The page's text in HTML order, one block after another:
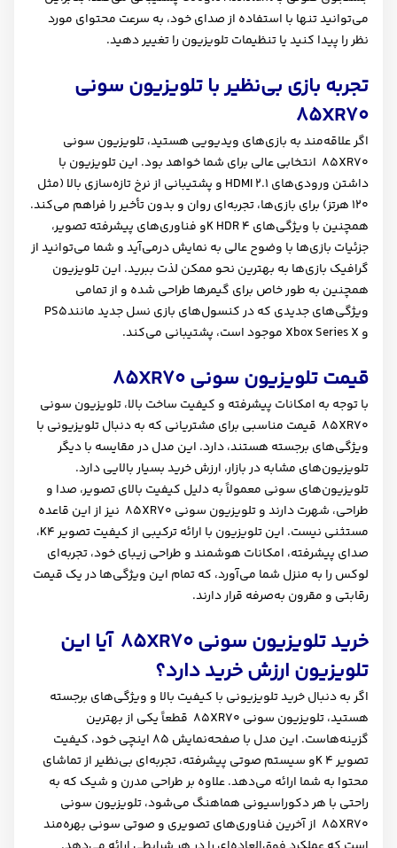
می‌توانید تنها با استفاده از صدای خود، به سرعت محتوای مورد
نظر را پیدا کنید یا تنظیمات تلویزیون را تغییر دهید.
تجربه بازی بی‌نظیر با تلویزیون سونی
XR70
85
اگر علاقه‌مند به بازی‌های ویدیویی هستید، تلویزیون سونی
XR70
85 انتخابی عالی برای شما خواهد بود. این تلویزیون با
داشتن ورودی‌های HDMI 2.1 و پشتیبانی از نرخ تازه‌سازی بالا (مثل
120 هرتز) برای بازی‌ها، تجربه‌ای روان و بدون تأخیر را فراهم می‌کند.
همچنین با ویژگی‌های 4
K HDRو فناوری‌های پیشرفته تصویر،
جزئیات بازی‌ها با وضوح عالی به نمایش درمی‌آید و شما می‌توانید از
گرافیک بازی‌ها به بهترین نحو ممکن لذت ببرید. این تلویزیون
همچنین به طور خاص برای گیمرها طراحی شده و از تمامی
ویژگی‌های جدیدی که در کنسول‌های بازی نسل جدید مانندPS5
و Xbox Series X موجود است، پشتیبانی می‌کند.
قیمت تلویزیون سونیXR70
85
با توجه به امکانات پیشرفته و کیفیت ساخت بالا، تلویزیون سونی
XR70
85 قیمت مناسبی برای مشتریانی که به دنبال تلویزیونی با
ویژگی‌های برجسته هستند، دارد. این مدل در مقایسه با دیگر
تلویزیون‌های مشابه در بازار، ارزش خرید بسیار بالایی دارد.
تلویزیون‌های سونی معمولاً به دلیل کیفیت بالای تصویر، صدا و
طراحی، شهرت دارند و تلویزیون سونی XR70
85 نیز از این قاعده
مستثنی نیست. این تلویزیون با ارائه ترکیبی از کیفیت تصویر 4 K،
صدای پیشرفته، امکانات هوشمند و طراحی زیبای خود، تجربه‌ای
لوکس را به منزل شما می‌آورد، که تمام این ویژگی‌ها در یک قیمت
رقابتی و مقرون به‌صرفه قرار دارند.
خرید تلویزیون سونیXR70
85 آیا این
تلویزیون ارزش خرید دارد؟
اگر به دنبال خرید تلویزیونی با کیفیت بالا و ویژگی‌های برجسته
هستید، تلویزیون سونی XR70
85 قطعاً یکی از بهترین
گزینه‌هاست. این مدل با صفحه‌نمایش 85 اینچی خود، کیفیت
تصویر 4
Kو سیستم صوتی پیشرفته، تجربه‌ای بی‌نظیر از تماشای
محتوا به شما ارائه می‌دهد. علاوه بر طراحی مدرن و شیک که به
راحتی با هر دکوراسیونی هماهنگ می‌شود، تلویزیون سونی
XR70
85 از آخرین فناوری‌های تصویری و صوتی سونی بهره‌مند